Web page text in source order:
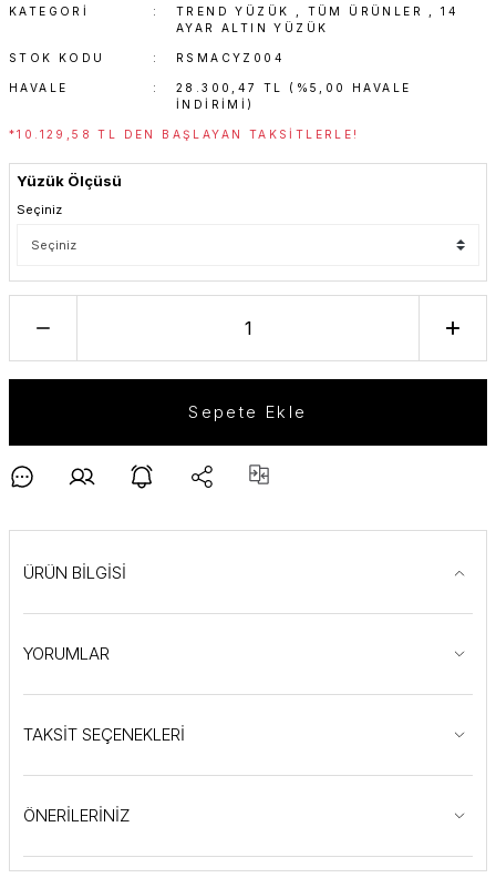
KATEGORI TREND YÜZÜK TÜM ÜRÜNLER ,14
AYAR ALTIN YÜZÜK
STOK KODU RSMACYZ004
HAVALE
28.300,47 TL (%5,00 HAVALE
INDIRIMI)
*10.129,58 TL DEN BAŞLAYAN TAKSITLERLE!
Yüzük Ölçüsü
Seçiniz
Sepete Ekle
ÜRÜN BİLGİSİ
YORUMLAR
TAKSİT SEÇENEKLERİ
ÖNERİLERİNİZ